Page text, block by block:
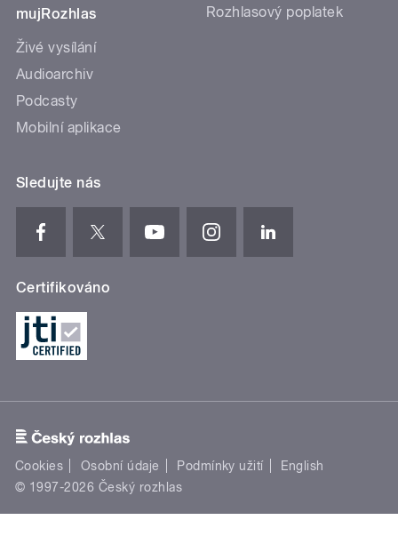
mujRozhlas
Živé vysílání
Audioarchiv
Podcasty
Mobilní aplikace
Rozhlasový poplatek
Sledujte nás
Certifikováno
Cookies Osobní údaje Podmínky užití
English
© 1997-2026 Český rozhlas